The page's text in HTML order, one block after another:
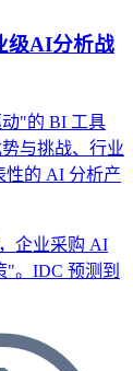
级AI分析战
"的 BI 工具
与挑战、行业
性的 AI 分析产
企业采购 AI
。IDC 预测到